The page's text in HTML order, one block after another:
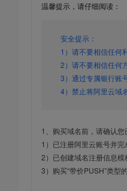
温馨提示，请仔细阅读：
安全提示：
1）请不要相信任何
2）请不要相信任何
3）通过专属银行账
4）禁止将阿里云域
1、购买域名前，请确认您
1）已注册阿里云账号并
2）已创建域名注册信息
3）购买“带价PUSH”类型